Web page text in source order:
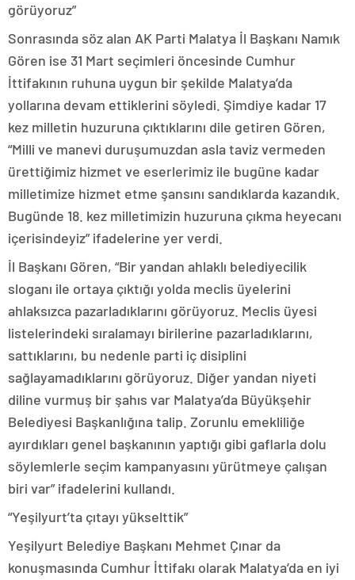
görüyoruz”
Sonrasında söz alan AK Parti Malatya İl Başkanı Namık
Gören ise 31 Mart seçimleri öncesinde Cumhur
İttifakının ruhuna uygun bir şekilde Malatya’da
yollarına devam ettiklerini söyledi. Şimdiye kadar 17
kez milletin huzuruna çıktıklarını dile getiren Gören,
“Milli ve manevi duruşumuzdan asla taviz vermeden
ürettiğimiz hizmet ve eserlerimiz ile bugüne kadar
milletimize hizmet etme şansını sandıklarda kazandık.
Bugünde 18. kez milletimizin huzuruna çıkma heyecanı
içerisindeyiz” ifadelerine yer verdi.
İl Başkanı Gören, “Bir yandan ahlaklı belediyecilik
sloganı ile ortaya çıktığı yolda meclis üyelerini
ahlaksızca pazarladıklarını görüyoruz. Meclis üyesi
listelerindeki sıralamayı birilerine pazarladıklarını,
sattıklarını, bu nedenle parti iç disiplini
sağlayamadıklarını görüyoruz. Diğer yandan niyeti
diline vurmuş bir şahıs var Malatya’da Büyükşehir
Belediyesi Başkanlığına talip. Zorunlu emekliliğe
ayırdıkları genel başkanının yaptığı gibi gaflarla dolu
söylemlerle seçim kampanyasını yürütmeye çalışan
biri var” ifadelerini kullandı.
“Yeşilyurt’ta çıtayı yükselttik”
Yeşilyurt Belediye Başkanı Mehmet Çınar da
konuşmasında Cumhur İttifakı olarak Malatya’da en iyi